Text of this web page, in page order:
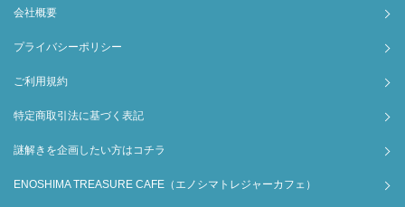
会社概要
プライバシーポリシー
ご利用規約
特定商取引法に基づく表記
謎解きを企画したい方はコチラ
ENOSHIMA TREASURE CAFE（エノシマトレジャーカフェ）